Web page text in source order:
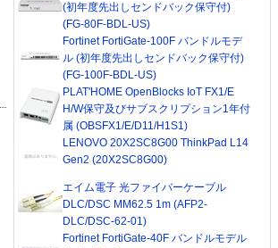
(初年度先出しセンドバック保守付)
(FG-80F-BDL-US)
Fortinet FortiGate-100F バンドルモデ
ル (初年度先出しセンドバック保守付)
(FG-100F-BDL-US)
PLAT'HOME OpenBlocks IoT FX1/E
H/W保守及びサブスクリプション1年付
属 (OBSFX1/E/D11/H1S1)
LENOVO 20X2SC8G00 ThinkPad L14
Gen2 (20X2SC8G00)
エイム電子 光ファイバーケーブル
DLC/DSC MM62.5 1m (AFP2-
DLC/DSC-62-01)
Fortinet FortiGate-40F バンドルモデル